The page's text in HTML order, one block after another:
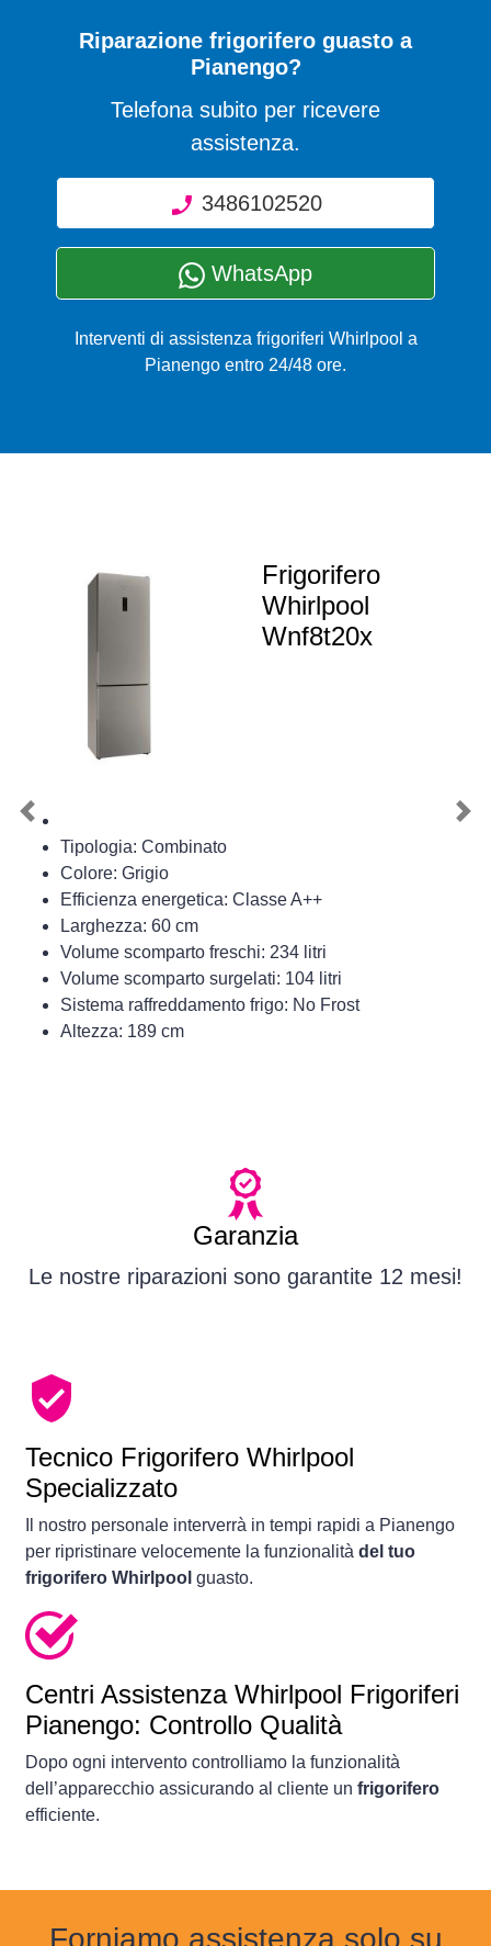
Riparazione frigorifero guasto a
Pianengo?
Telefona subito per ricevere
assistenza.
3486102520
WhatsApp
Interventi di assistenza frigoriferi Whirlpool a
Pianengo entro 24/48 ore.
Frigorifero
Whirlpool
Wnf8t20x
Tipologia: Combinato
Colore: Grigio
Efficienza energetica: Classe A++
Larghezza: 60 cm
Volume scomparto freschi: 234 litri
Volume scomparto surgelati: 104 litri
Sistema raffreddamento frigo: No Frost
Altezza: 189 cm
Previous
Garanzia
Le nostre riparazioni sono garantite 12 mesi!
Tecnico Frigorifero Whirlpool
Specializzato
Il nostro personale interverrà in tempi rapidi a Pianengo
per ripristinare velocemente la funzionalità del tuo
frigorifero Whirlpool guasto.
Centri Assistenza Whirlpool Frigoriferi
Pianengo: Controllo Qualità
Dopo ogni intervento controlliamo la funzionalità
dell’apparecchio assicurando al cliente un frigorifero
efficiente.